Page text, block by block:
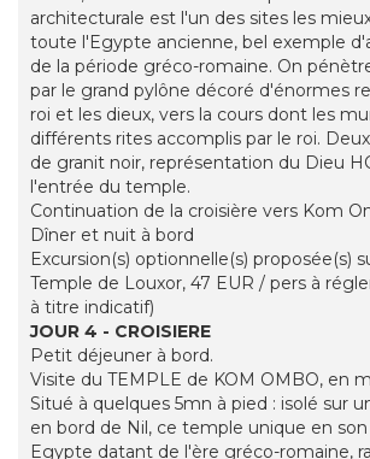
architecturale est l'un des sites les
toute l'Egypte ancienne, bel exemple
de la période gréco-romaine. On
par le grand pylône décoré d'énormes
roi et les dieux, vers la cours dont les
différents rites accomplis par le roi.
de granit noir, représentation du Dieu
l'entrée du temple.
Continuation de la croisière vers Kom
Dîner et nuit à bord
Excursion(s) optionnelle(s) proposée(s)
Temple de Louxor, 47 EUR / pers à
à titre indicatif)
JOUR 4 - CROISIERE
Petit déjeuner à bord.
Visite du TEMPLE de KOM OMBO, en
Situé à quelques 5mn à pied : isolé sur
en bord de Nil, ce temple unique en
Egypte datant de l'ère gréco-romaine,